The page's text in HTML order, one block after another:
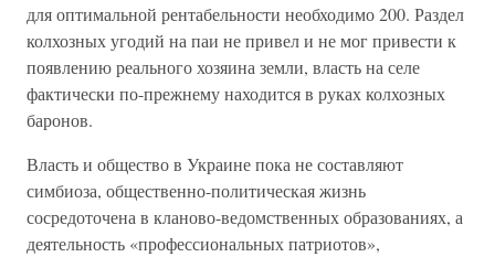
для оптимальной рентабельности необходимо 200. Раздел
колхозных угодий на паи не привел и не мог привести к
появлению реального хозяина земли, власть на селе
фактически по-прежнему находится в руках колхозных
баронов.
Власть и общество в Украине пока не составляют
симбиоза, общественно-политическая жизнь
сосредоточена в кланово-ведомственных образованиях, а
деятельность «профессиональных патриотов»,